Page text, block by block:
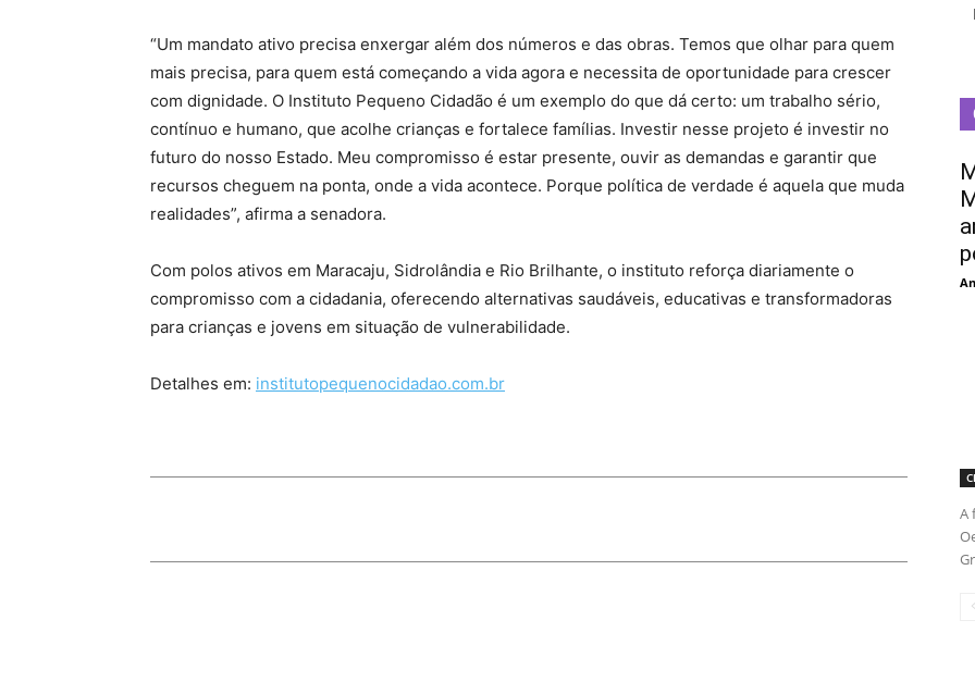
“Um mandato ativo precisa enxergar além dos números e das obras. Temos que olhar para quem
mais precisa, para quem está começando a vida agora e necessita de oportunidade para crescer
com dignidade. O Instituto Pequeno Cidadão é um exemplo do que dá certo: um trabalho sério,
contínuo e humano, que acolhe crianças e fortalece famílias. Investir nesse projeto é investir no
futuro do nosso Estado. Meu compromisso é estar presente, ouvir as demandas e garantir que
recursos cheguem na ponta, onde a vida acontece. Porque política de verdade é aquela que muda
realidades”, afirma a senadora.
Com polos ativos em Maracaju, Sidrolândia e Rio Brilhante, o instituto reforça diariamente o
compromisso com a cidadania, oferecendo alternativas saudáveis, educativas e transformadoras
para crianças e jovens em situação de vulnerabilidade.
Detalhes em: institutopequenocidadao.com.br
A